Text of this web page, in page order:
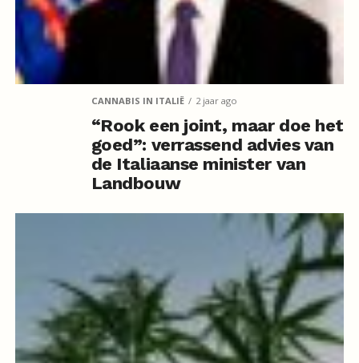
CANNABIS IN ITALIË 2 jaar ago
“Rook een joint, maar doe het
goed”: verrassend advies van
de Italiaanse minister van
Landbouw